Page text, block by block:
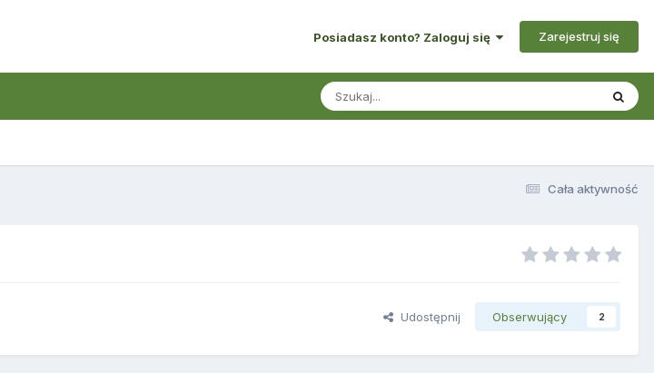
Posiadasz konto? Zaloguj się Zarejestruj się
Cała aktywność
Udostępnij Obserwujący 2